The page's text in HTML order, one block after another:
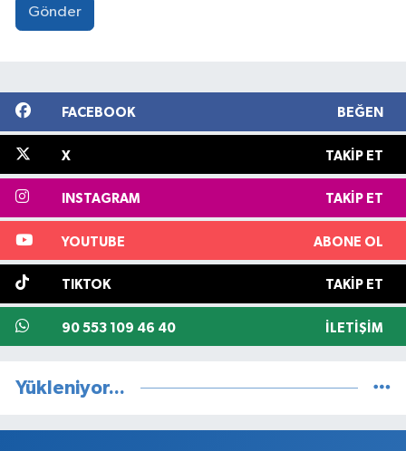
Gönder
FACEBOOK BEĞEN
X TAKIP ET
INSTAGRAM TAKIP ET
YOUTUBE ABONE OL
TIKTOK TAKIP ET
90 553 109 46 40 İLETIŞIM
Yükleniyor...